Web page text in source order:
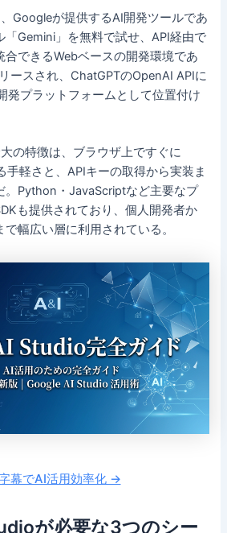
Googleが提供するAI開発ツールであ
「Gemini」を無料で試せ、API経由で
合できるWebベースの開発環境であ
ースされ、ChatGPTのOpenAI APIに
発プラットフォームとして位置付け
の特徴は、ブラウザ上ですぐに
手軽さと、APIキーの取得から実装ま
。Python・JavaScriptなど主要なプ
も提供されており、個人開発者か
幅広い層に利用されている。
幕でAI活用効率化 →
が必要な3つのシー